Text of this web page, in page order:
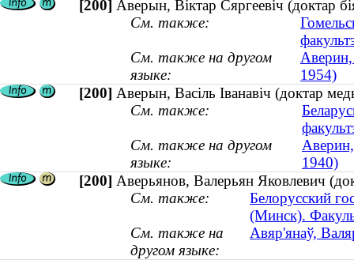
[200] Аверын, Віктар Сяргеевіч (доктар
См. также:
См. также на другом
языке:
Аверин,
1954)
[200] Аверын, Васіль Іванавіч (доктар
См. также:
См. также на другом
языке:
1940)
[200] Аверьянов, Валерьян Яковлевич
См. также:
Белорусский
(Минск).
См. также на
другом языке:
Авяр'янаў,